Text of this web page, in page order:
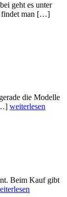
geht es unter
findet man […]
die Modelle
weiterlesen
Beim Kauf gibt